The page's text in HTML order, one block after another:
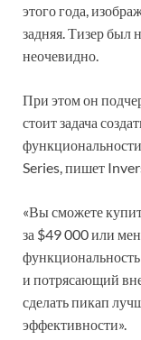
этого года,
задняя. Тизер был
неочевидно.
При этом он
стоит задача
Series, пишет
«Вы сможете
за $49 000 или
функциональность
и потрясающий
сделать пикап
эффективности».